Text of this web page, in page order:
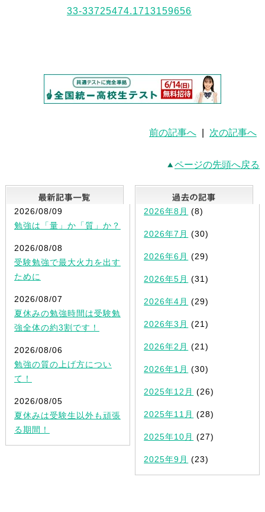
前の記事へ 次の記事へ
ページの先頭へ戻る
最新記事一覧
2026/08/09
勉強は「量」か「質」か？
2026/08/08
受験勉強で最大火力を出す
ために
2026/08/07
夏休みの勉強時間は受験勉
強全体の約3割です！
2026/08/06
勉強の質の上げ方につい
て！
2026/08/05
夏休みは受験生以外も頑張
る期間！
2026年8月 (8)
2026年7月 (30)
2026年6月 (29)
2026年5月 (31)
2026年4月 (29)
2026年3月 (21)
2026年2月 (21)
2026年1月 (30)
2025年12月 (26)
2025年11月 (28)
2025年10月 (27)
2025年9月 (23)